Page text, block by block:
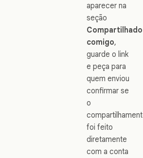
aparecer na
seção
Compartilhado
comigo,
guarde o link
e peça para
quem enviou
confirmar se
o
foi feito
diretamente
com a conta